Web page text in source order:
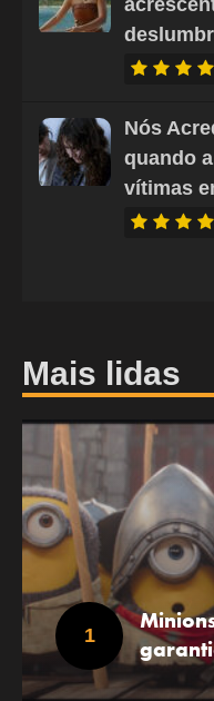
Nós
quando
vítimas
Mais lidas